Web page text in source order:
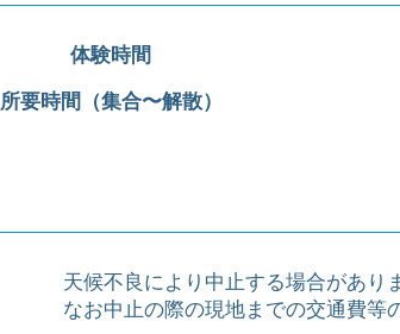
体験時間
所要時間（集合〜解散）
天候不良により中止する場合があり
なお中止の際の現地までの交通費等